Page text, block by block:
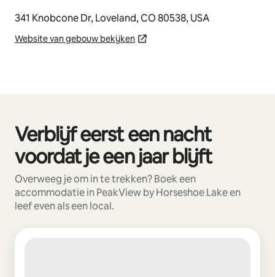
341 Knobcone Dr, Loveland, CO 80538, USA
Website van gebouw bekijken
Verblijf eerst een nacht
voordat je een jaar blijft
Overweeg je om in te trekken? Boek een
accommodatie in PeakView by Horseshoe Lake en
leef even als een local.
0 van 0 items weergegeven